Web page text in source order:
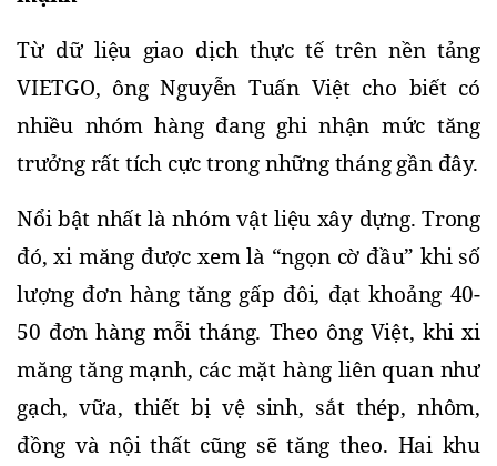
Từ dữ liệu giao dịch thực tế trên nền tảng
VIETGO, ông Nguyễn Tuấn Việt cho biết có
nhiều nhóm hàng đang ghi nhận mức tăng
trưởng rất tích cực trong những tháng gần đây.
Nổi bật nhất là nhóm vật liệu xây dựng. Trong
đó, xi măng được xem là “ngọn cờ đầu” khi số
lượng đơn hàng tăng gấp đôi, đạt khoảng 40-
50 đơn hàng mỗi tháng. Theo ông Việt, khi xi
măng tăng mạnh, các mặt hàng liên quan như
gạch, vữa, thiết bị vệ sinh, sắt thép, nhôm,
đồng và nội thất cũng sẽ tăng theo. Hai khu